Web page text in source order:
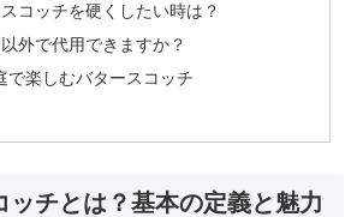
コッチを硬くしたい時は？
外で代用できますか？
で楽しむバタースコッチ
ッチとは？基本の定義と魅力